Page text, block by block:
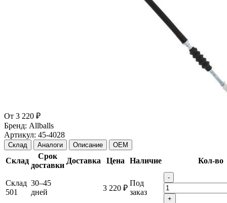
От 3 220 ₽
Бренд: Allballs
Артикул: 45-4028
Склад Аналоги Описание OEM
Склад
Срок
доставки
Доставка Цена Наличие Кол-во
Склад
501
30–45
дней
3 220 ₽
Под
заказ
-
+